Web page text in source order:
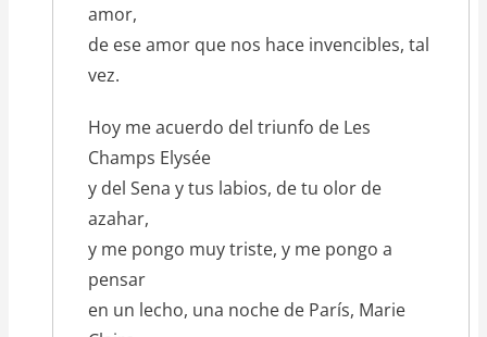
amor,
de ese amor que nos hace invencibles, tal
vez.
Hoy me acuerdo del triunfo de Les
Champs Elysée
y del Sena y tus labios, de tu olor de
azahar,
y me pongo muy triste, y me pongo a
pensar
en un lecho, una noche de París, Marie